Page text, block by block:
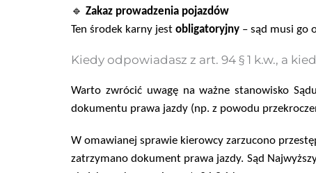
🔹 Zakaz prowadzenia pojazdów
Ten środek karny jest obligatoryjny – sąd musi go
Kiedy odpowiadasz z art. 94 § 1 k.w., a
Warto zwrócić uwagę na ważne stanowisko
dokumentu prawa jazdy (np. z powodu
W omawianej sprawie kierowcy zarzucono
zatrzymano dokument prawa jazdy. Sąd